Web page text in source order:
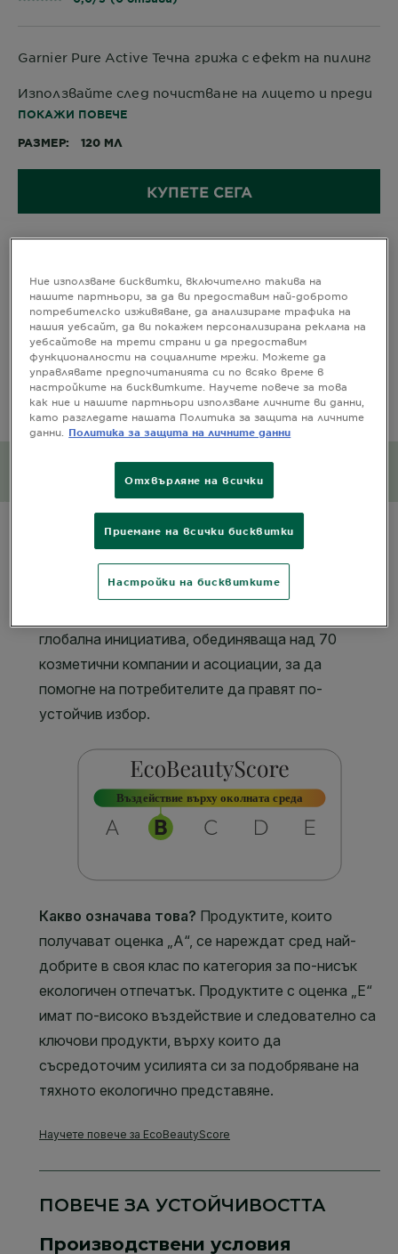
Garnier Pure Active Течна грижа с ефект на пилинг
Използвайте след почистване на лицето и преди
серум. Нанесете с памучен тампон или директно
ПОКАЖИ ПОВЕЧЕ
РАЗМЕР 120 МЛ
КУПЕТЕ СЕГА
ИНФОРМАЦИЯ ЗА
ПРОДУКТА
CLOSE SUBPANEL
СЪСТАВ
CLOSE SUBPANEL
Въздействие върху
околната среда
CLOSE SUBPANEL
Ние използваме бисквитки, включително такива на
нашите партньори, за да ви предоставим най-доброто
потребителско изживяване, да анализираме трафика на
нашия уебсайт, да ви покажем персонализирана реклама на
уебсайтове на трети страни и да предоставим
функционалности на социалните мрежи. Можете да
управлявате предпочитанията си по всяко време в
настройките на бисквитките. Научете повече за това
как ние и нашите партньори използваме личните ви данни,
като разгледате нашата Политика за защита на личните
данни.
Политика за защита на личните данни
Отхвърляне на всички
Приемане на всички бисквитки
Настройки на бисквитките